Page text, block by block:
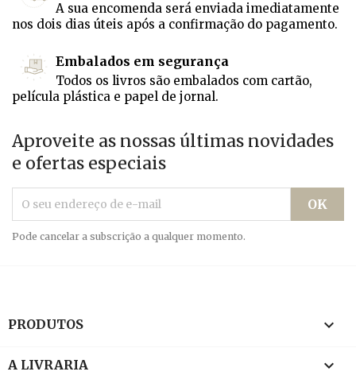
A sua encomenda será enviada imediatamente
nos dois dias úteis após a confirmação do pagamento.
Embalados em segurança
Todos os livros são embalados com cartão,
película plástica e papel de jornal.
Aproveite as nossas últimas novidades
e ofertas especiais
Pode cancelar a subscrição a qualquer momento.
PRODUTOS 
A LIVRARIA 